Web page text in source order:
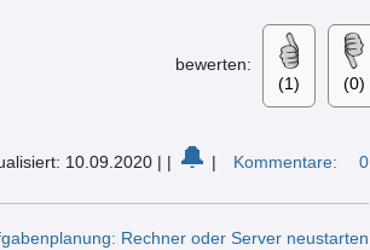
bewerten:
(1)
(0)
10.09.2020 | | 🔔 | Kommentare: 0
Rechner oder Server neustarten